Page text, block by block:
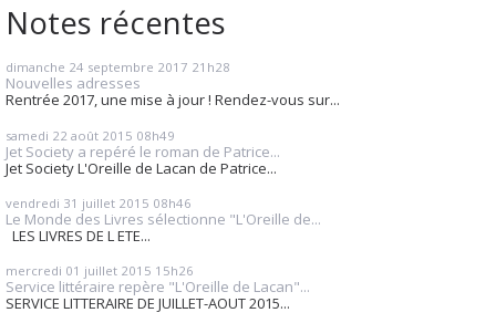
Notes récentes
dimanche 24 septembre 2017 21h28
Nouvelles adresses
Rentrée 2017, une mise à jour ! Rendez-vous sur...
samedi 22 août 2015 08h49
Jet Society a repéré le roman de Patrice...
Jet Society L'Oreille de Lacan de Patrice...
vendredi 31 juillet 2015 08h46
Le Monde des Livres sélectionne "L'Oreille de...
LES LIVRES DE L ETE...
mercredi 01 juillet 2015 15h26
Service littéraire repère "L'Oreille de Lacan"...
SERVICE LITTERAIRE DE JUILLET-AOUT 2015...